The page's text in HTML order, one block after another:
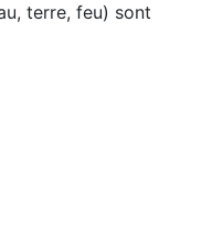
terre, feu) sont